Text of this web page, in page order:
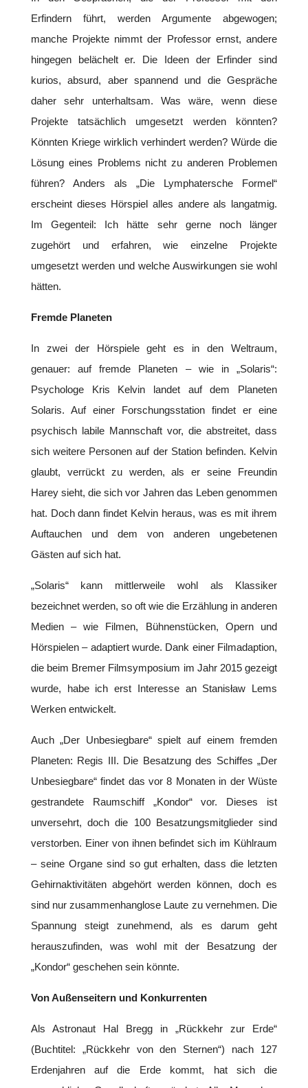
Erfindern führt, werden Argumente abgewogen;
manche Projekte nimmt der Professor ernst, andere
hingegen belächelt er. Die Ideen der Erfinder sind
kurios, absurd, aber spannend und die Gespräche
daher sehr unterhaltsam. Was wäre, wenn diese
Projekte tatsächlich umgesetzt werden könnten?
Könnten Kriege wirklich verhindert werden? Würde die
Lösung eines Problems nicht zu anderen Problemen
führen? Anders als „Die Lymphatersche Formel“
erscheint dieses Hörspiel alles andere als langatmig.
Im Gegenteil: Ich hätte sehr gerne noch länger
zugehört und erfahren, wie einzelne Projekte
umgesetzt werden und welche Auswirkungen sie wohl
hätten.
Fremde Planeten
In zwei der Hörspiele geht es in den Weltraum,
genauer: auf fremde Planeten – wie in „Solaris“:
Psychologe Kris Kelvin landet auf dem Planeten
Solaris. Auf einer Forschungsstation findet er eine
psychisch labile Mannschaft vor, die abstreitet, dass
sich weitere Personen auf der Station befinden. Kelvin
glaubt, verrückt zu werden, als er seine Freundin
Harey sieht, die sich vor Jahren das Leben genommen
hat. Doch dann findet Kelvin heraus, was es mit ihrem
Auftauchen und dem von anderen ungebetenen
Gästen auf sich hat.
„Solaris“ kann mittlerweile wohl als Klassiker
bezeichnet werden, so oft wie die Erzählung in anderen
Medien – wie Filmen, Bühnenstücken, Opern und
Hörspielen – adaptiert wurde. Dank einer Filmadaption,
die beim Bremer Filmsymposium im Jahr 2015 gezeigt
wurde, habe ich erst Interesse an Stanisław Lems
Werken entwickelt.
Auch „Der Unbesiegbare“ spielt auf einem fremden
Planeten: Regis III. Die Besatzung des Schiffes „Der
Unbesiegbare“ findet das vor 8 Monaten in der Wüste
gestrandete Raumschiff „Kondor“ vor. Dieses ist
unversehrt, doch die 100 Besatzungsmitglieder sind
verstorben. Einer von ihnen befindet sich im Kühlraum
– seine Organe sind so gut erhalten, dass die letzten
Gehirnaktivitäten abgehört werden können, doch es
sind nur zusammenhanglose Laute zu vernehmen. Die
Spannung steigt zunehmend, als es darum geht
herauszufinden, was wohl mit der Besatzung der
„Kondor“ geschehen sein könnte.
Von Außenseitern und Konkurrenten
Als Astronaut Hal Bregg in „Rückkehr zur Erde“
(Buchtitel: „Rückkehr von den Sternen“) nach 127
Erdenjahren auf die Erde kommt, hat sich die